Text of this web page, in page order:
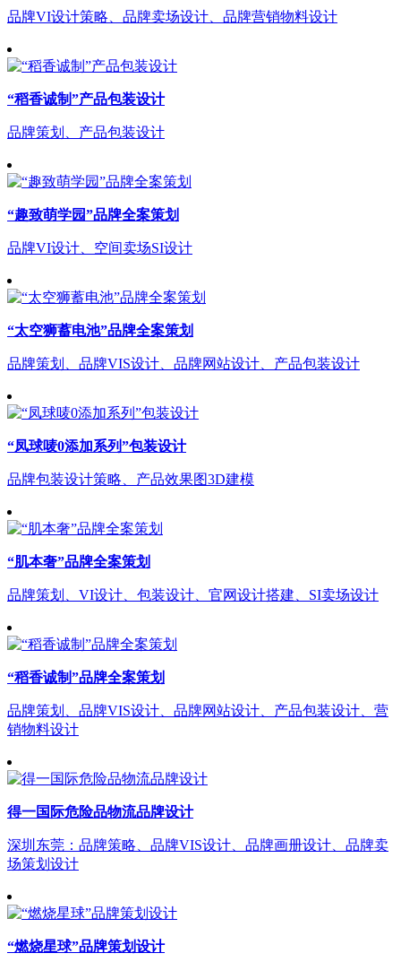
品牌VI设计策略、品牌卖场设计、品牌营销物料设计
“稻香诚制”产品包装设计
品牌策划、产品包装设计
“趣致萌学园”品牌全案策划
品牌VI设计、空间卖场SI设计
“太空狮蓄电池”品牌全案策划
品牌策划、品牌VIS设计、品牌网站设计、产品包装设计
“凤球唛0添加系列”包装设计
品牌包装设计策略、产品效果图3D建模
“肌本奢”品牌全案策划
品牌策划、VI设计、包装设计、官网设计搭建、SI卖场设计
“稻香诚制”品牌全案策划
品牌策划、品牌VIS设计、品牌网站设计、产品包装设计、营
销物料设计
得一国际危险品物流品牌设计
深圳东莞：品牌策略、品牌VIS设计、品牌画册设计、品牌卖
场策划设计
“燃烧星球”品牌策划设计